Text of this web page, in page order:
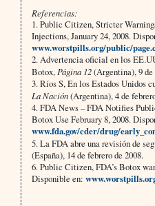
Referencias:
1. Public Citizen, Stricter
Injections, January 24, 2008.
www.worstpills.org/public/
2. Advertencia oficial en los
Botox, Página 12(Argentina), 9 de
3. Ríos S, En los Estados Unidos
La Nación(Argentina), 4 de
4. FDA News – FDA Notifies
Botox Use February 8, 2008.
www.fda.gov/cder/drug/
5. La FDA abre una revisión de
(España), 14 de febrero de 2008.
6. Public Citizen, FDA’s Botox
Disponible en: